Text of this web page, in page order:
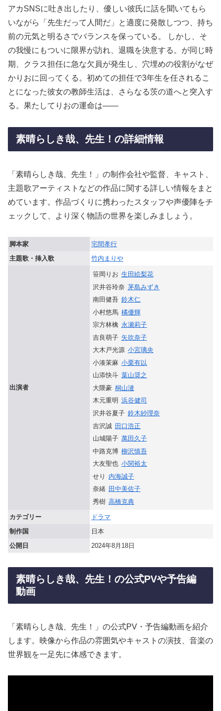
アカSNSに吐き出したり、優しい彼氏に話を聞いてもら
いながら「先生だって人間だ」と適度に発散しつつ、持ち
前の元気と明るさでバランスを保っている。 しかし、そ
の我慢にもついに限界が訪れ、退職を決意する。が同じ時
期、クラス担任に急な欠員が発生し、穴埋めの役割がなぜ
かりおに回ってくる。初めての担任で3年生を任されるこ
とになった彼女の教師生活は、さらなる茨の道へと突入す
る。果たしてりおの運命は――
素晴らしき哉、先生！の詳細情報
「素晴らしき哉、先生！」の制作会社や監督、キャスト、
主題歌アーティストなどの作品に関する詳しい情報をまと
めています。作品づくりに携わったスタッフや声優陣をチ
ェックして、より深く物語の世界を楽しみましょう。
脚本家
宅間孝行
主題歌・挿入歌
竹内まりや
出演者
笹岡りお 生田絵梨花
沢井谷玲奈 茅島みずき
南田健吾 鈴木仁
小村悠馬 橘優輝
宗方林檎 永瀬莉子
吉良萌子 矢吹奈子
大木戸光源 小宮璃央
小湊茉麻 小栗有以
山添快斗 葉山奨之
大隈豪 桐山漣
木元重明 浜谷健司
沢井谷夏子 鈴木紗理奈
吉沢誠 田口浩正
山城陽子 萬田久子
中路克博 柳沢慎吾
大友聖也 小関裕太
せり
内海誠子
奈緒 田中美佐子
秀樹 高橋克典
カテゴリー
ドラマ
制作国
日本
公開日
2024年8月18日
素晴らしき哉、先生！の公式PVや予告編
動画
「素晴らしき哉、先生！」の公式PV・予告編動画を紹介
します。映像から作品の雰囲気やキャストの演技、音楽の
世界観を一足先に体感できます。